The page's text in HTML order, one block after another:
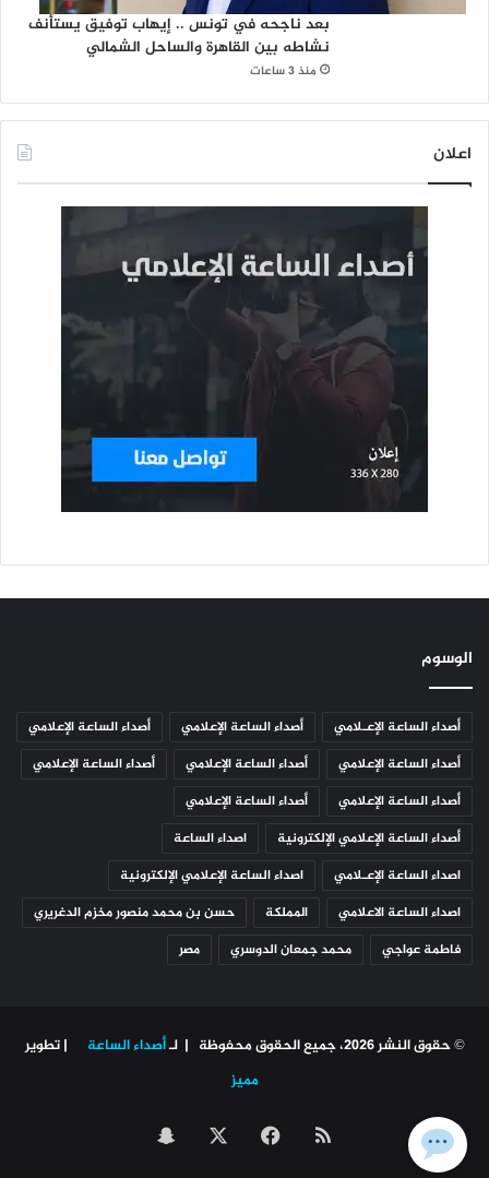
بعد ناجحه في تونس .. إيهاب توفيق يستأنف
نشاطه بين القاهرة والساحل الشمالي
منذ 3 ساعات
اعلان
الوسوم
أصداء الساعة الإعـلامي أصداء الساعة الإعلامي
أصداء الساعة الإعلامي
أصداء الساعة الإعلامي
أصداء الساعة الإعلامي
أصداء الساعة الإعلامي
أصداء الساعة الإعلامي
أصداء الساعة الإعلامي
أصداء الساعة الإعلامي الإلكترونية
اصداء الساعة
اصداء الساعة الإعـلامي
اصداء الساعة الإعلامي الإلكترونية
اصداء الساعة الاعلامي
المملكة
حسن بن محمد منصور مخزم الدغريري
فاطمة عواجي
محمد جمعان الدوسري مصر
© حقوق النشر 2026، جميع الحقوق محفوظة | لـ أصداء الساعة
| تطوير
مميز
ملخص فيسبوك